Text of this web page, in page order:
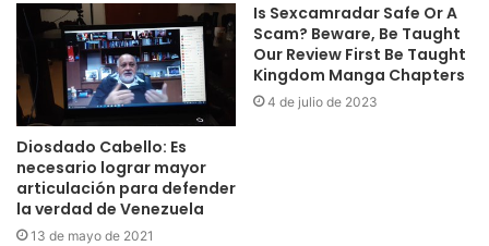
Diosdado Cabello: Es
necesario lograr mayor
articulación para defender
la verdad de Venezuela
13 de mayo de 2021
Is Sexcamradar Safe Or A
Scam? Beware, Be Taught
Our Review First Be Taught
Kingdom Manga Chapters
4 de julio de 2023